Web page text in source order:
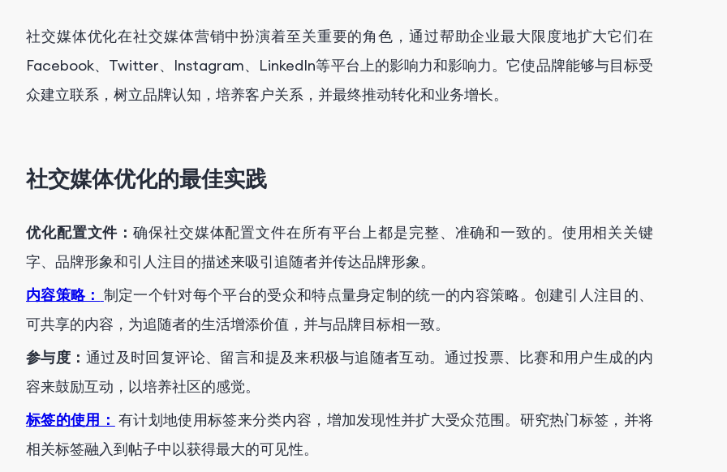
社交媒体优化在社交媒体营销中扮演着至关重要的角色，通过帮助企业最大限度地扩大它们在
Facebook、Twitter、Instagram、LinkedIn等平台上的影响力和影响力。它使品牌能够与目标受
众建立联系，树立品牌认知，培养客户关系，并最终推动转化和业务增长。
社交媒体优化的最佳实践
优化配置文件：确保社交媒体配置文件在所有平台上都是完整、准确和一致的。使用相关关键
字、品牌形象和引人注目的描述来吸引追随者并传达品牌形象。
内容策略： 制定一个针对每个平台的受众和特点量身定制的统一的内容策略。创建引人注目的、
可共享的内容，为追随者的生活增添价值，并与品牌目标相一致。
参与度： 通过及时回复评论、留言和提及来积极与追随者互动。通过投票、比赛和用户生成的内
容来鼓励互动，以培养社区的感觉。
标签的使用： 有计划地使用标签来分类内容，增加发现性并扩大受众范围。研究热门标签，并将
相关标签融入到帖子中以获得最大的可见性。